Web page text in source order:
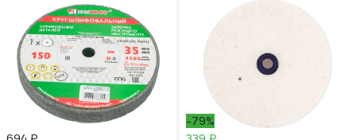
-79%